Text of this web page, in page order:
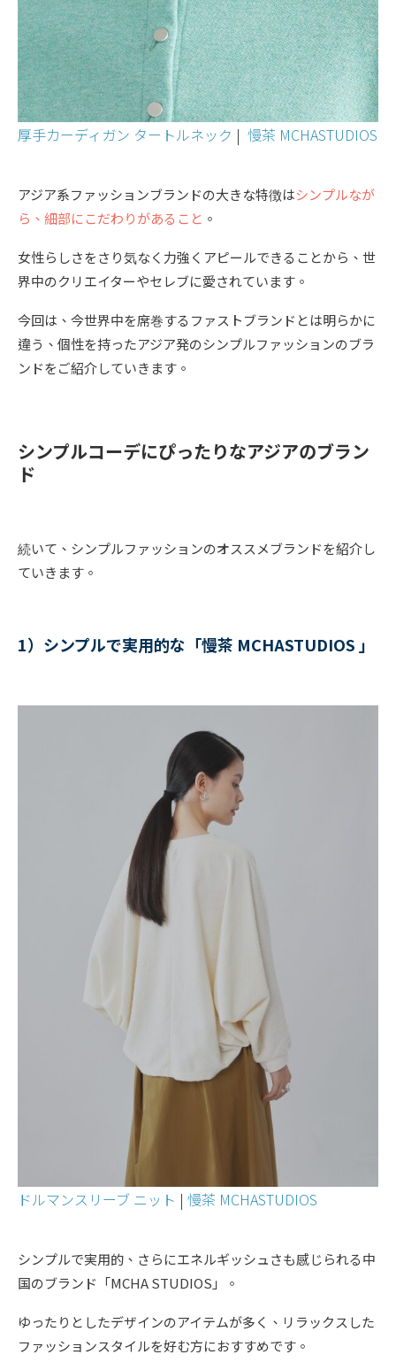
厚手カーディガン タートルネック | 慢茶 MCHASTUDIOS
アジア系ファッションブランドの大きな特徴はシンプルなが
ら、細部にこだわりがあること 。
女性らしさをさり気なく力強くアピールできることから、世
界中のクリエイターやセレブに愛されています。
今回は、今世界中を席巻するファストブランドとは明らかに
違う、個性を持ったアジア発のシンプルファッションのブラ
ンドをご紹介していきます。
シンプルコーデにぴったりなアジアのブラン
ド
続いて、シンプルファッションのオススメブランドを紹介し
ていきます。
1）シンプルで実用的な「慢茶 MCHASTUDIOS 」
ドルマンスリーブ ニット | 慢茶 MCHASTUDIOS
シンプルで実用的、さらにエネルギッシュさも感じられる中
国のブランド「MCHA STUDIOS」。
ゆったりとしたデザインのアイテムが多く、リラックスした
ファッションスタイルを好む方におすすめです。